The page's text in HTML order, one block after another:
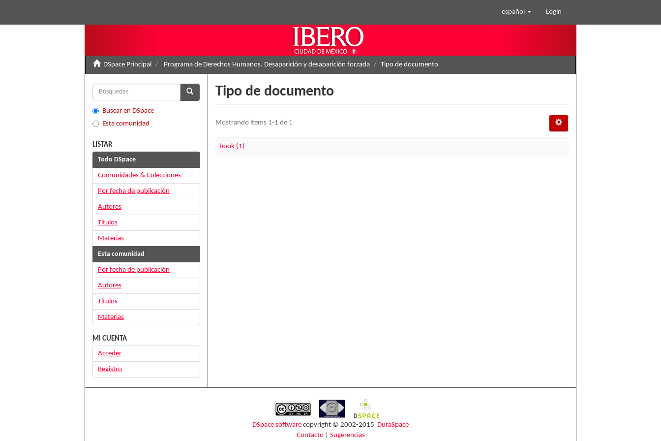
español Login
DSpace Principal Programa de Derechos Humanos. Desaparición y desaparición forzada Tipo de documento
Tipo de documento
Mostrando ítems 1-1 de 1
book (1)
Buscar en DSpace
Esta comunidad
LISTAR
Todo DSpace
Comunidades & Colecciones
Por fecha de publicación
Autores
Títulos
Materias
Esta comunidad
Por fecha de publicación
Autores
Títulos
Materias
MI CUENTA
Acceder
Registro
DSpace software copyright © 2002-2015 DuraSpace
Contacto| Sugerencias